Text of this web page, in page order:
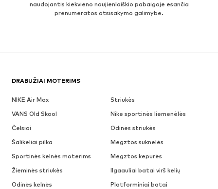
naudojantis kiekvieno naujienlaiškio pabaigoje esančia
prenumeratos atsisakymo galimybe.
DRABUŽIAI MOTERIMS
NIKE Air Max
Striukės
VANS Old Skool
Nike sportinės liemenėlės
Čelsiai
Odinės striukės
Šalikėliai pilka
Megztos suknelės
Sportinės kelnės moterims
Megztos kepurės
Žieminės striukės
Ilgaauliai batai virš kelių
Odinės kelnės
Platforminiai batai